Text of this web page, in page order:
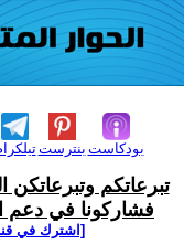
بنترست بودكاست
تبرعاتكم وتبرعاتكن
فشاركونا في دعم
[اشترك في